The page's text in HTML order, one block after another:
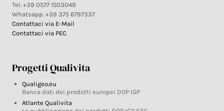
Tel. +39 0577 1503049
Whatsapp. +39 375 6797337
Contattaci via E-Mail
Contattaci via PEC
Progetti Qualivita
Qualigeo.eu
Banca dati dei prodotti europei DOP IGP
Atlante Qualivita